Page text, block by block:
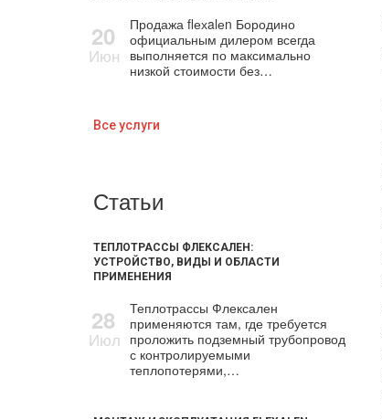
20
Июн
Продажа flехalеn Бородино
официальным дилером всегда
выполняется по максимально
низкой стоимости без…
Все услуги
Статьи
ТЕПЛОТРАССЫ ФЛЕКСАЛЕН:
УСТРОЙСТВО, ВИДЫ И ОБЛАСТИ
ПРИМЕНЕНИЯ
28
Июл
Теплотрассы Флексален
применяются там, где требуется
проложить подземный трубопровод
с контролируемыми
теплопотерями,…